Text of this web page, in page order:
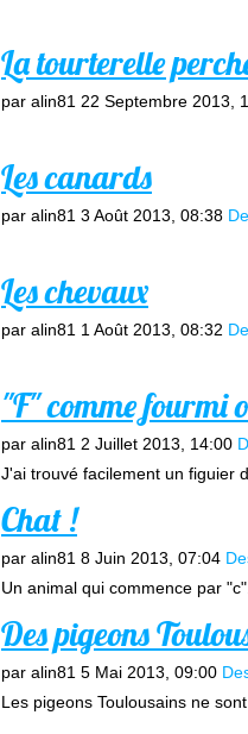
La tourterelle
par alin81 22 Septembre 2013,
Les canards
par alin81 3 Août 2013, 08:38
Les chevaux
par alin81 1 Août 2013, 08:32
"F" comme fourmi
par alin81 2 Juillet 2013, 14:00
J'ai trouvé facilement un figuier
Chat !
par alin81 8 Juin 2013, 07:04
Un animal qui commence par
Des pigeons
par alin81 5 Mai 2013, 09:00
Les pigeons Toulousains ne